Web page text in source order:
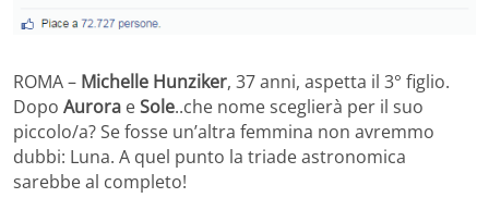
ROMA – Michelle Hunziker, 37 anni, aspetta il 3° figlio.
Dopo Aurora eSole..che nome sceglierà per il suo
piccolo/a? Se fosse un’altra femmina non avremmo
dubbi: Luna. A quel punto la triade astronomica
sarebbe al completo!